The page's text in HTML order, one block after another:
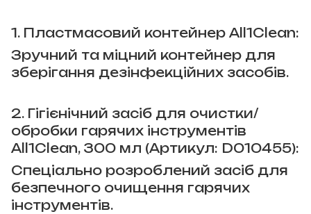
1. Пластмасовий контейнер All1Clean:
Зручний та міцний контейнер для
зберігання дезінфекційних засобів.
2. Гігієнічний засіб для очистки/
обробки гарячих інструментів
All1Clean, 300 мл (Артикул: D010455):
Спеціально розроблений засіб для
безпечного очищення гарячих
інструментів.